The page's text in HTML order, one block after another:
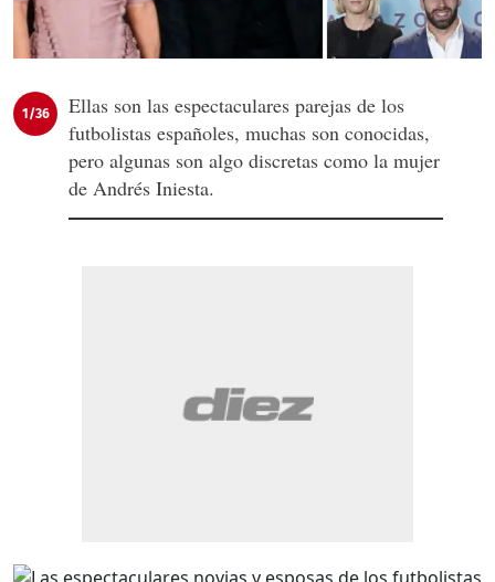
1/36
Ellas son las espectaculares parejas de los
futbolistas españoles, muchas son conocidas,
pero algunas son algo discretas como la mujer
de Andrés Iniesta.